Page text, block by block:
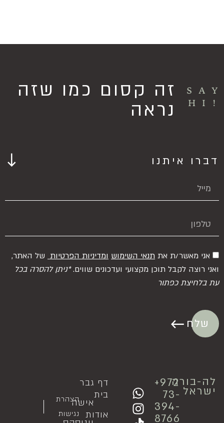
לה-בורה
ישראל
⁦+972
73-
394-
8766
דף
בית
אודות
גבר
אישההצהרת
נגישות
SAY
!HI
זה קסום כמו שזה
נראה
דברו איתנו
אני מאשר/ת את תנאי השימוש ומדיניות הפרטיות של האתר,
ואני רוצה לקבל תוכן מקצועי ועדכונים שווים.*ניתן להסרה בכל
עת בלחיצת כפתור
שלח